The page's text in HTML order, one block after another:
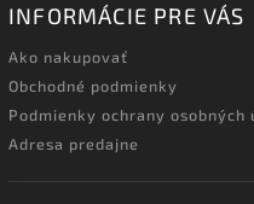
INFORMÁCIE PRE VÁS
Ako nakupovať
Obchodné podmienky
Podmienky ochrany osobných
Adresa predajne